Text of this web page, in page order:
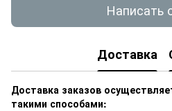
Написать
Доставка
Доставка заказов
такими способами: